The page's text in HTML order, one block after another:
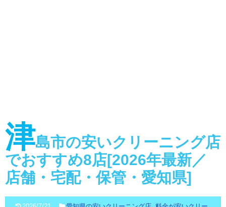
津島市の安いクリーニング店
でおすすめ8店[2026年最新／
店舗・宅配・保管・愛知県]